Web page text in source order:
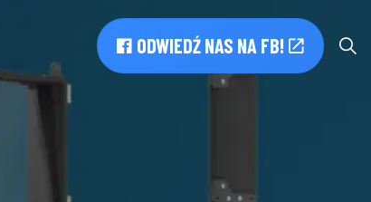
ODWIEDŹ NAS NA FB!